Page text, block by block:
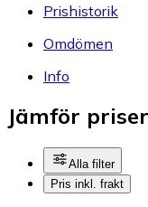
Prishistorik
Omdömen
Info
Jämför
Alla filter
Pris inkl. frakt